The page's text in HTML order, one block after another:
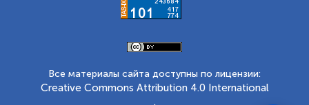
Все материалы сайта доступны по лицензии:
Creative Commons Attribution 4.0 International
.